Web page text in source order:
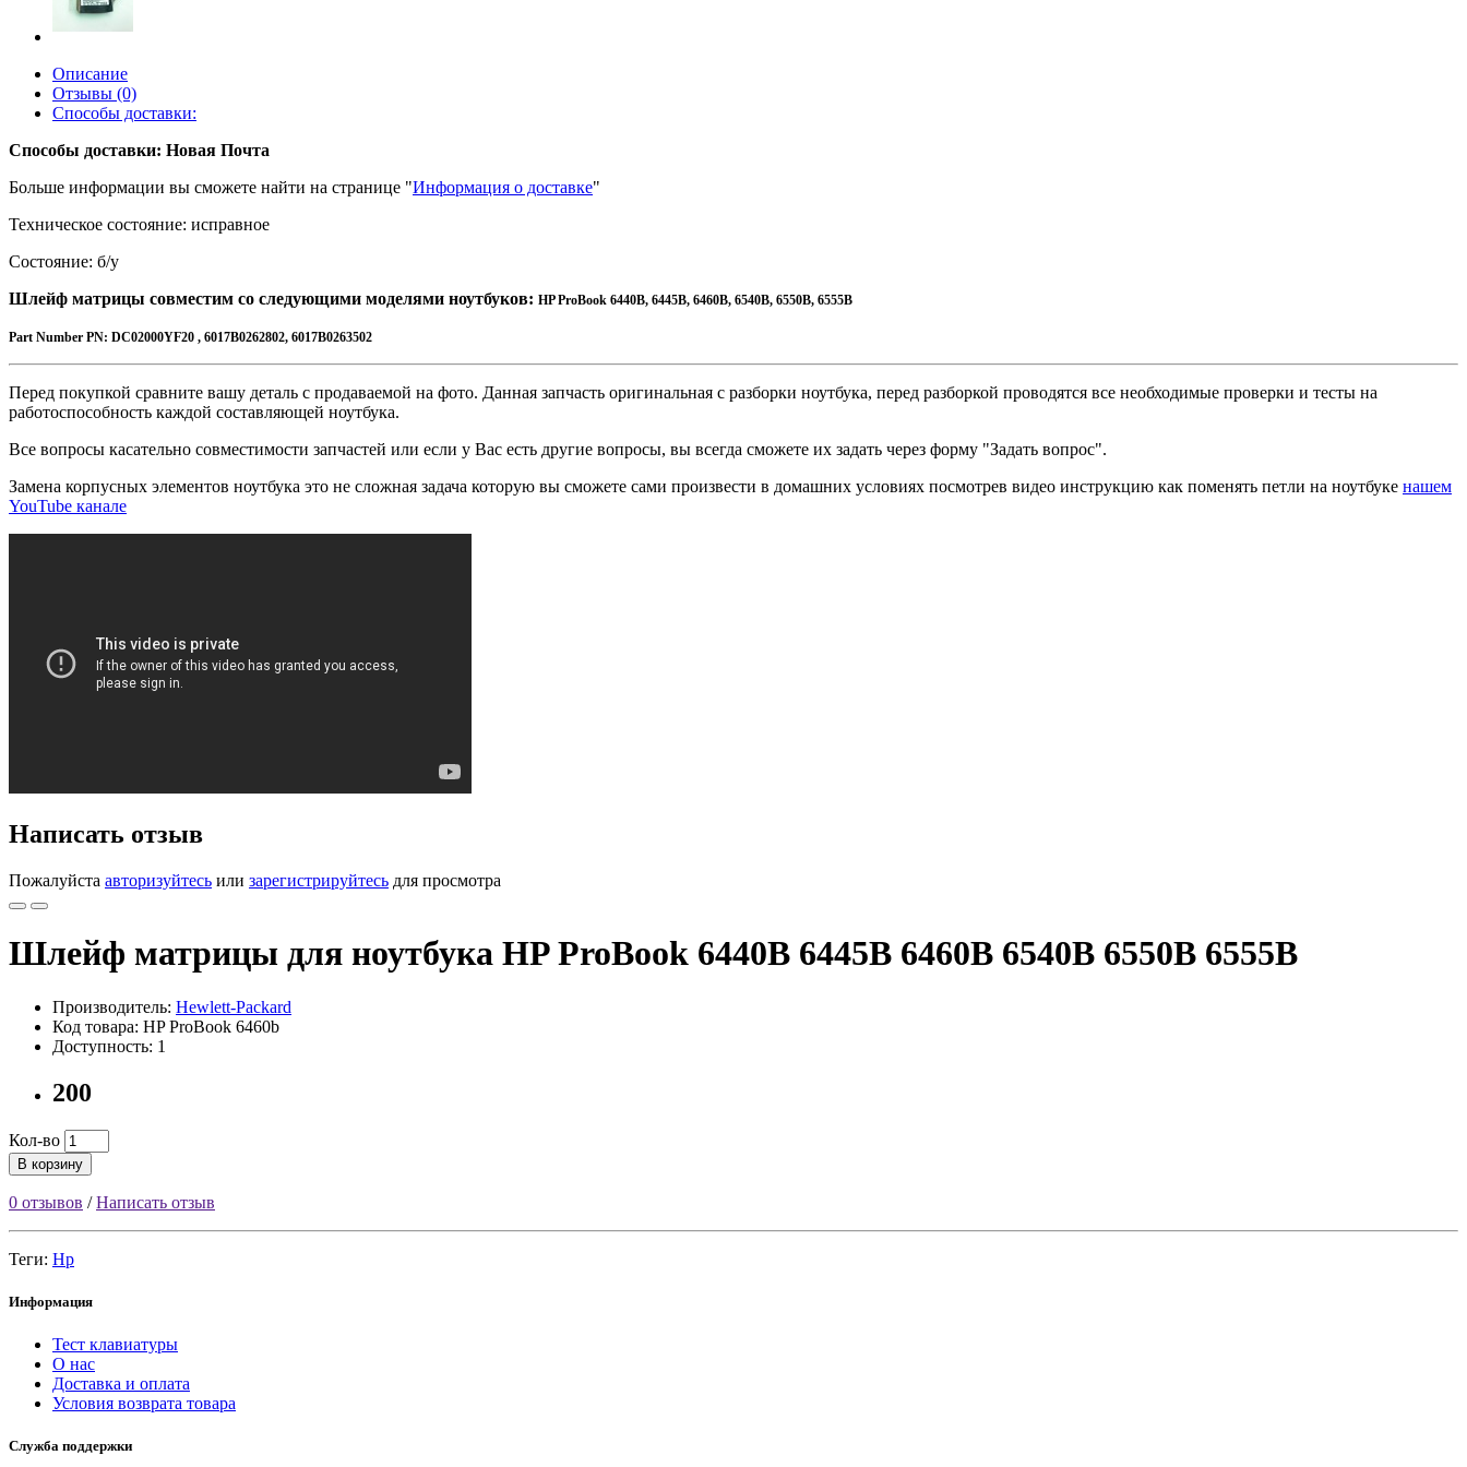
Описание
Отзывы (0)
Способы доставки:
Способы доставки: Новая Почта
Больше информации вы сможете найти на странице "Информация о доставке"
Техническое состояние: исправное
Состояние: б/у
Шлейф матрицы совместим со следующими моделями ноутбуков: HP ProBook 6440B, 6445B, 6460B, 6540B, 6550B, 6555B
Part Number PN: DC02000YF20 , 6017B0262802, 6017B0263502
Перед покупкой сравните вашу деталь с продаваемой на фото. Данная запчасть оригинальная с разборки ноутбука, перед разборкой проводятся все необходимые проверки и тесты на
работоспособность каждой составляющей ноутбука.
Все вопросы касательно совместимости запчастей или если у Вас есть другие вопросы, вы всегда сможете их задать через форму "Задать вопрос".
Замена корпусных элементов ноутбука это не сложная задача которую вы сможете сами произвести в домашних условиях посмотрев видео инструкцию как поменять петли на ноутбуке нашем
YouTube канале
Написать отзыв
Пожалуйста авторизуйтесь или зарегистрируйтесь для просмотра
Шлейф матрицы для ноутбука HP ProBook 6440B 6445B 6460B 6540B 6550B 6555B
Производитель: Hewlett-Packard
Код товара: HP ProBook 6460b
Доступность: 1
200
Кол-во
В корзину
0 отзывов /Написать отзыв
Теги: Hp
Информация
Тест клавиатуры
О нас
Доставка и оплата
Условия возврата товара
Служба поддержки